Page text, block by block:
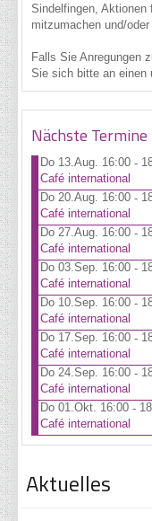
Sindelfingen,
mitzumachen und/
Falls Sie Anregungen
Sie sich bitte an einen
Nächste Termine
Do 13.Aug. 16:00 -
Café international
Do 20.Aug. 16:00 -
Café international
Do 27.Aug. 16:00 -
Café international
Do 03.Sep. 16:00 -
Café international
Do 10.Sep. 16:00 -
Café international
Do 17.Sep. 16:00 -
Café international
Do 24.Sep. 16:00 -
Café international
Do 01.Okt. 16:00 -
Café international
Aktuelles